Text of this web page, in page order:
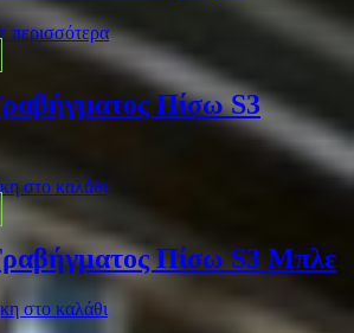
περισσότερα
Πίσω S3
στο καλάθι
Πίσω S3 Μπλε
στο καλάθι